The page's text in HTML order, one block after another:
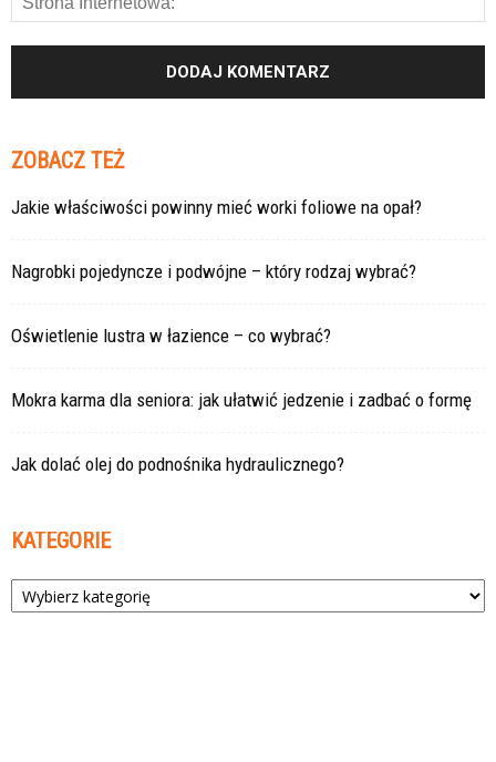
ZOBACZ TEŻ
Jakie właściwości powinny mieć worki foliowe na opał?
Nagrobki pojedyncze i podwójne – który rodzaj wybrać?
Oświetlenie lustra w łazience – co wybrać?
Mokra karma dla seniora: jak ułatwić jedzenie i zadbać o formę
Jak dolać olej do podnośnika hydraulicznego?
KATEGORIE
Kategorie